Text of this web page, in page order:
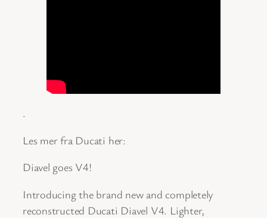
.
Les mer fra Ducati her:
Diavel goes V4!
Introducing the brand new and completely
reconstructed Ducati Diavel V4. Lighter,